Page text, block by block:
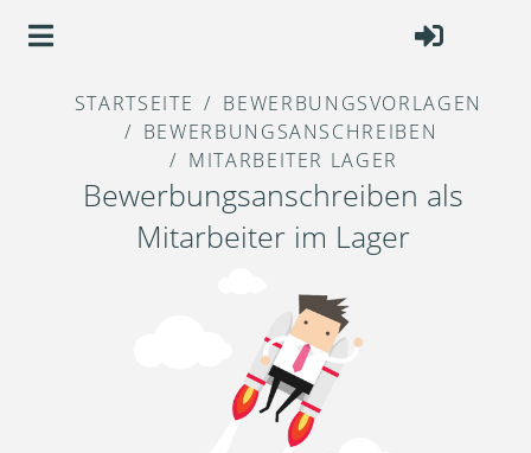
STARTSEITE
BEWERBUNGSVORLAGEN
BEWERBUNGSANSCHREIBEN
MITARBEITER LAGER
Bewerbungsanschreiben als
Mitarbeiter im Lager